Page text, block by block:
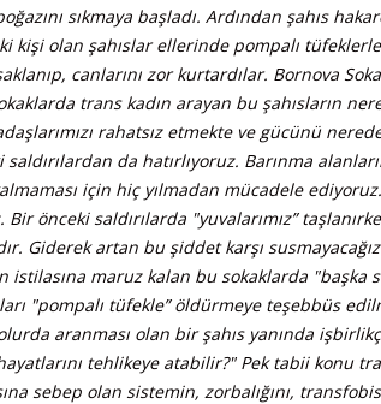
sıkmaya başladı. Ardından şahıs
kişi olan şahıslar ellerinde pompalı
canlarını zor kurtardılar. Bornova
trans kadın arayan bu şahısların
rahatsız etmekte ve gücünü
da hatırlıyoruz. Barınma
için hiç yılmadan mücadele
Bir önceki saldırılarda "yuvalarımız”
Giderek artan bu şiddet karşı
istilasına maruz kalan bu sokaklarda "başka
"pompalı tüfekle” öldürmeye teşebbüs
aranması olan bir şahıs yanında
tehlikeye atabilir?" Pek tabii konu
sebep olan sistemin, zorbalığını,